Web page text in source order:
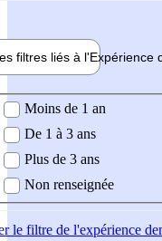
filtres liés à l'Expérience
demandée
Moins de 1 an
De 1 à 3 ans
Plus de 3 ans
Non renseignée
le filtre de l'expérience